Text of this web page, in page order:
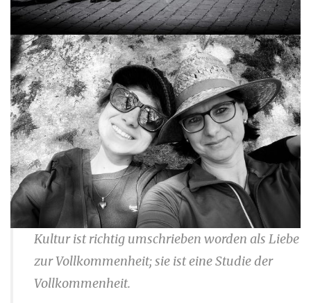
Kultur ist richtig umschrieben worden als Liebe
zur Vollkommenheit; sie ist eine Studie der
Vollkommenheit.